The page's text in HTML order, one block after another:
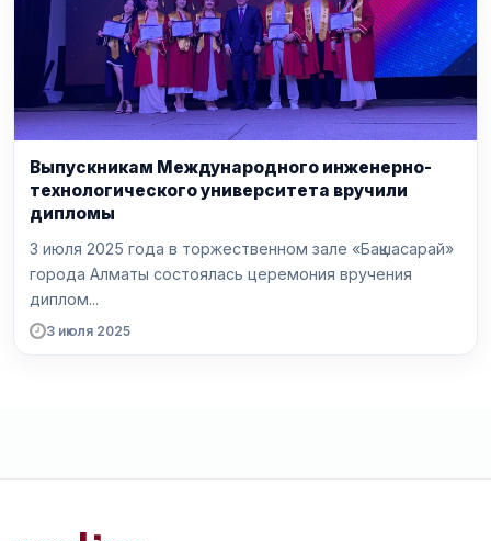
Выпускникам Международного инженерно-
технологического университета вручили
дипломы
3 июля 2025 года в торжественном зале «Бақшасарай»
города Алматы состоялась церемония вручения
диплом...
3 июля 2025